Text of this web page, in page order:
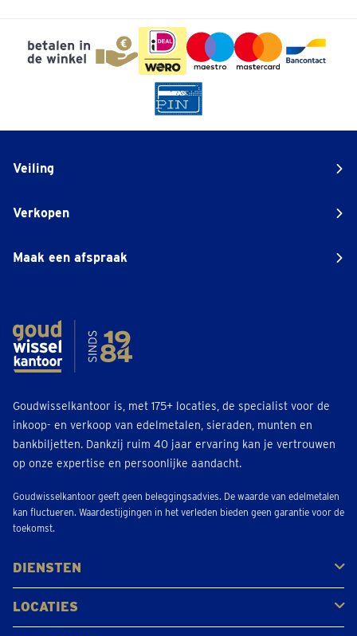
Veiling
Verkopen
Maak een afspraak
Goudwisselkantoor is, met 175+ locaties, de specialist voor de
inkoop- en verkoop van edelmetalen, sieraden, munten en
bankbiljetten. Dankzij ruim 40 jaar ervaring kan je vertrouwen
op onze expertise en persoonlijke aandacht.
Goudwisselkantoor geeft geen beleggingsadvies. De waarde van edelmetalen
kan fluctueren. Waardestijgingen in het verleden bieden geen garantie voor de
toekomst.
DIENSTEN
Kopen
Verkopen
Veilen
LOCATIES
Antwerpen
Brugge
Kapellen
Leuven
Mol
Schilde
Sint-Niklaas
Bekijk alle locaties